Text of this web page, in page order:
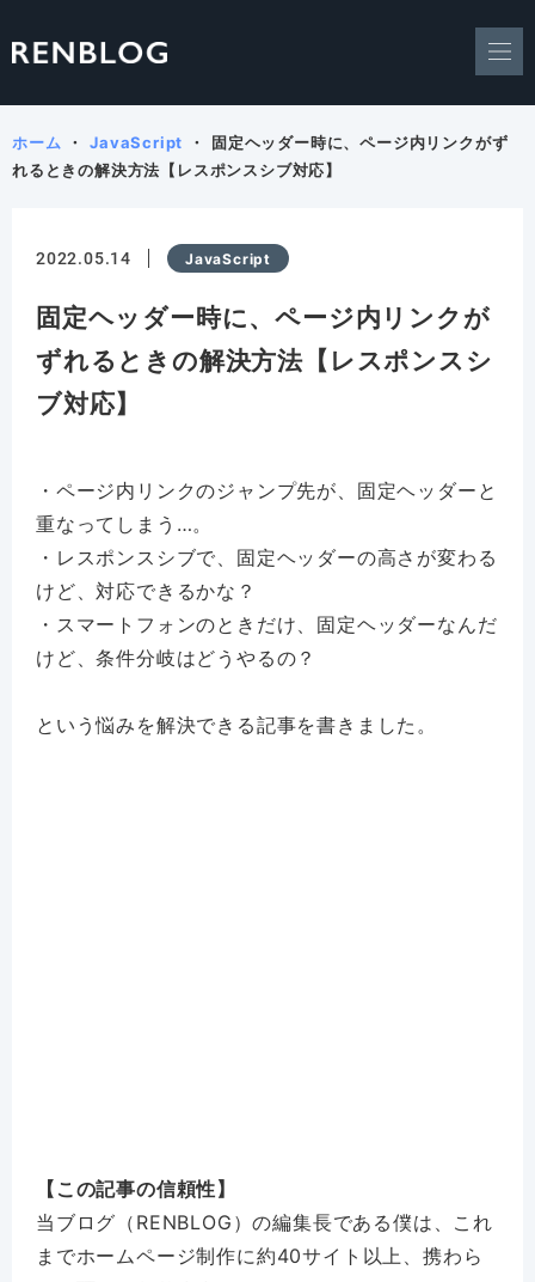
ホーム JavaScript
固定ヘッダー時に、ページ内リンクがず
れるときの解決方法【レスポンスシブ対応】
2022.05.14 JavaScript
固定ヘッダー時に、ページ内リンクが
ずれるときの解決方法【レスポンスシ
ブ対応】
・ページ内リンクのジャンプ先が、固定ヘッダーと
重なってしまう…。
・レスポンスシブで、固定ヘッダーの高さが変わる
けど、対応できるかな？
・スマートフォンのときだけ、固定ヘッダーなんだ
けど、条件分岐はどうやるの？
という悩みを解決できる記事を書きました。
【この記事の信頼性】
当ブログ（RENBLOG）の編集長である僕は、これ
までホームページ制作に約40サイト以上、携わら